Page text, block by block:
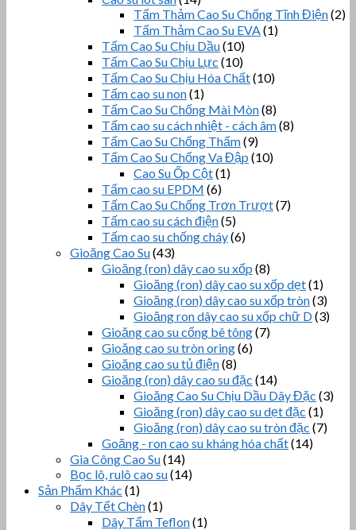
Tấm Thảm Cao Su Chống Tĩnh Điện(2)
Tấm Thảm Cao Su EVA(1)
Tấm Cao Su Chịu Dầu(10)
Tấm Cao Su Chịu Lực (10)
Tấm Cao Su Chịu Hóa Chất(10)
Tấm cao su non(1)
Tấm Cao Su Chống Mài Mòn(8)
Tấm cao su cách nhiệt - cách âm(8)
Tấm Cao Su Chống Thấm(9)
Tấm Cao Su Chống Va Đập (10)
Cao Su Ốp Cột(1)
Tấm cao su EPDM (6)
Tấm Cao Su Chống Trơn Trượt(7)
Tấm cao su cách điện(5)
Tấm cao su chống cháy(6)
Gioăng Cao Su(43)
Gioăng (ron) dây cao su xốp (8)
Gioăng (ron) dây cao su xốp dẹt(1)
Gioăng (ron) dây cao su xốp tròn(3)
Gioăng ron dây cao su xốp chữ D(3)
Gioăng cao su cống bê tông(7)
Gioăng cao su tròn oring(6)
Gioăng cao su tủ điện(8)
Gioăng (ron) dây cao su đặc (14)
Gioăng Cao Su Chịu Dầu Dây Đặc (3)
Gioăng (ron) dây cao su dẹt đặc (1)
Gioăng (ron) dây cao su tròn đặc (7)
Goăng - ron cao su kháng hóa chất(14)
Gia Công Cao Su(14)
Bọc lô, rulô cao su(14)
Sản Phẩm Khác (1)
Dây Tết Chèn(1)
Dây Tẩm Teflon(1)